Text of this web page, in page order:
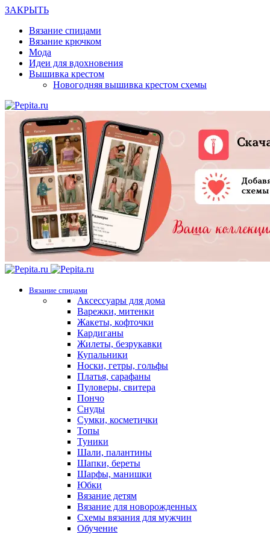
ЗАКРЫТЬ
Вязание спицами
Вязание крючком
Мода
Идеи для вдохновения
Вышивка крестом
Новогодняя вышивка крестом схемы
Вязание спицами
Аксессуары для дома
Варежки, митенки
Жакеты, кофточки
Кардиганы
Жилеты, безрукавки
Купальники
Носки, гетры, гольфы
Платья, сарафаны
Пуловеры, свитера
Пончо
Снуды
Сумки, косметички
Топы
Туники
Шали, палантины
Шапки, береты
Шарфы, манишки
Юбки
Вязание детям
Вязание для новорожденных
Схемы вязания для мужчин
Обучение